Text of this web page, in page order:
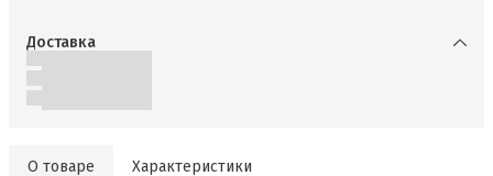
Доставка
О товаре Характеристики